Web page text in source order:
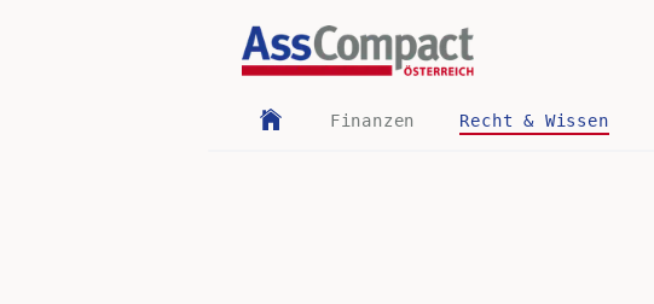
Finanzen Recht & Wissen